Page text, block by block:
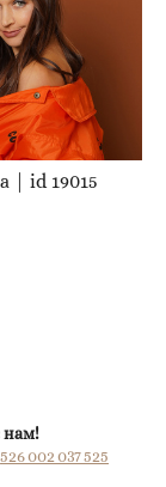
| id 19015
нам!
526 002 037 525